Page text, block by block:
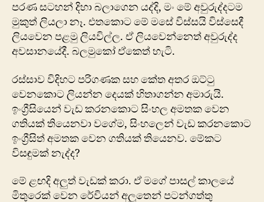
පරණ සටහන් දිහා බලාගෙන යද්දි, මං මේ අවුරුද්දටම
මුකුත් ලියලා නෑ. එතකොට මේ මසේ විස්සයි විස්සෙදී
ලියවෙන පළමු ලියවිල්ල. ඒ ලියවෙන්නෙත් අවුරුද්ද
අවසානයේදී. බලමුකෝ ඒකෙත් හැටි.
රස්සාව විදිහට පරිගණක සහ කේත අතර ඔට්ටු
වෙනකොට ලියන්න දෙයක් හිතාගන්න අමාරුයි.
ඉංග්‍රීසියෙන් වැඩ කරනකොට සිංහල අමතක වෙන
ගතියක් තියෙනවා වගේම, සිංහලෙන් වැඩ කරනකොට
ඉංග්‍රීසිත් අමතක වෙන ගතියක් තියෙනව. මේකට
විසඳුමක් නැද්ද?
මේ ළඟදි අලුත් වැඩක් කරා. ඒ මගේ පාසල් කාලයේ
මිතුරෙක් වෙන රේවියන් අලුතෙන් පටන්ගත්තු